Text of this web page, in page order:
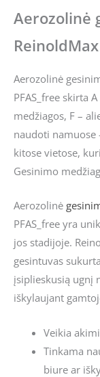
Aerozolinė
Aerozolinė
PFAS_free skirta
medžiagos, F –
naudoti namuose
kitose vietose,
Gesinimo
Aerozolinė
PFAS_free yra
jos stadijoje.
gesintuvas
įsiplieskusią ugnį
iškylaujant
Veikia
Tinkama
biure ar